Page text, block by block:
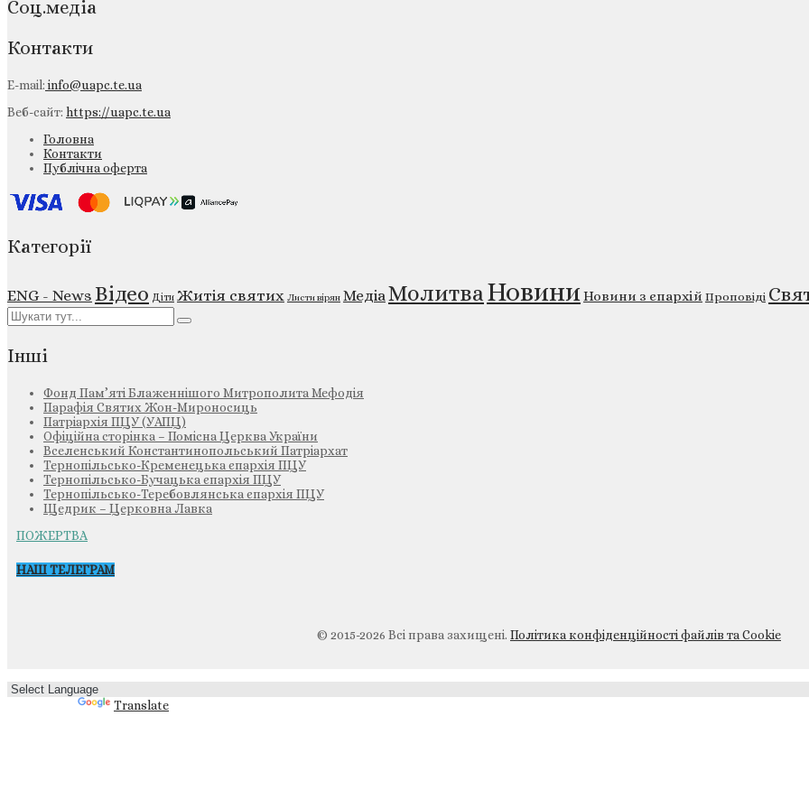
Соц.медіа
Контакти
E-mail:info@uapc.te.ua
Веб-сайт: https://uapc.te.ua
Головна
Контакти
Публічна оферта
Категорії
ENG - News Відео Діти Житія святих Листи вірян МедіаМолитваНовиниНовини з єпархій Проповіді
Інші
Фонд Пам’яті Блаженнішого Митрополита Мефодія
Парафія Святих Жон-Мироносиць
Патріархія ПЦУ (УАПЦ)
Офіційна сторінка – Помісна Церква України
Вселенський Константинопольський Патріархат
Тернопільсько-Кременецька єпархія ПЦУ
Тернопільсько-Бучацька єпархія ПЦУ
Тернопільсько-Теребовлянська єпархія ПЦУ
Щедрик – Церковна Лавка
ПОЖЕРТВА
НАШ ТЕЛЕГРАМ
© 2015-2026 Всі права захищені. Політика конфіденційності файлів та Cookie
Translate